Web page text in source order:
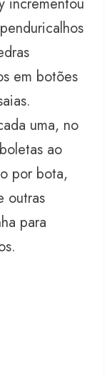
em botões
uma, no
ao
por bota,
outras
para